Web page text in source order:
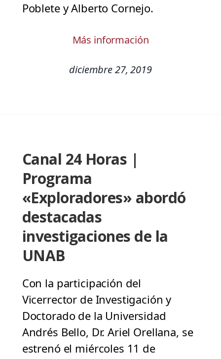
Poblete y Alberto Cornejo.
Más información
diciembre 27, 2019
Canal 24 Horas |
Programa
«Exploradores» abordó
destacadas
investigaciones de la
UNAB
Con la participación del
Vicerrector de Investigación y
Doctorado de la Universidad
Andrés Bello, Dr. Ariel Orellana, se
estrenó el miércoles 11 de